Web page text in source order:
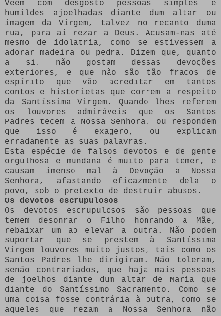
Veem com desgosto pessoas simples e
humildes ajoelhadas diante dum altar ou
imagem da Virgem, talvez no recanto duma
rua, para aí rezar a Deus. Acusam-nas até
mesmo de idolatria, como se estivessem a
adorar madeira ou pedra. Dizem que, quanto
a si, não gostam dessas devoções
exteriores, e que não são tão fracos de
espírito que vão acreditar em tantos
contos e historietas que correm a respeito
da Santíssima Virgem. Quando lhes referem
os louvores admiráveis que os Santos
Padres tecem a Nossa Senhora, ou respondem
que isso é exagero, ou explicam
erradamente as suas palavras.
Esta espécie de falsos devotos e de gente
orgulhosa e mundana é muito para temer, e
causam imenso mal à Devoção a Nossa
Senhora, afastando eficazmente dela o
povo, sob o pretexto de destruir abusos.
Os devotos escrupulosos
Os devotos escrupulosos são pessoas que
temem desonrar o Filho honrando a Mãe,
rebaixar um ao elevar a outra. Não podem
suportar que se prestem à Santíssima
Virgem louvores muito justos, tais como os
Santos Padres lhe dirigiram. Não toleram,
senão contrariados, que haja mais pessoas
de joelhos diante dum altar de Maria que
diante do Santíssimo Sacramento. Como se
uma coisa fosse contrária à outra, como se
aqueles que rezam a Nossa Senhora não